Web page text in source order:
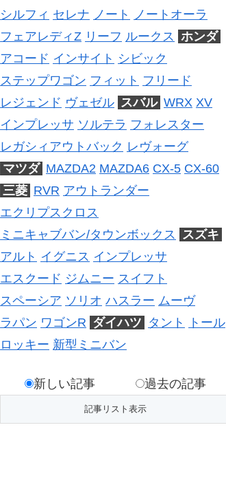
シルフィ セレナ ノート
ノートオーラ
フェアレディZ リーフ ルークス ホンダ
アコード インサイト シビック
ステップワゴン フィット フリード
レジェンド ヴェゼル スバル WRX XV
インプレッサ ソルテラ フォレスター
レガシィアウトバック レヴォーグ
マツダ MAZDA2 MAZDA6 CX-5 CX-60
三菱 RVR アウトランダー
エクリプスクロス
ミニキャブバン/タウンボックス
スズキ
アルト イグニス インプレッサ
エスクード ジムニー スイフト
スペーシア ソリオ ハスラー ムーヴ
ラパン ワゴンR ダイハツ タント
トール
ロッキー 新型ミニバン
新しい記事 過去の記事